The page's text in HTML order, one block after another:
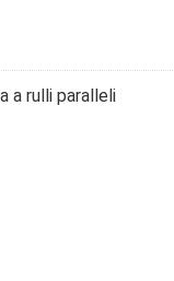
a rulli paralleli